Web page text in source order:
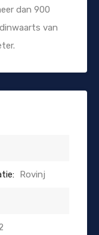
dan 900
van
Rovinj